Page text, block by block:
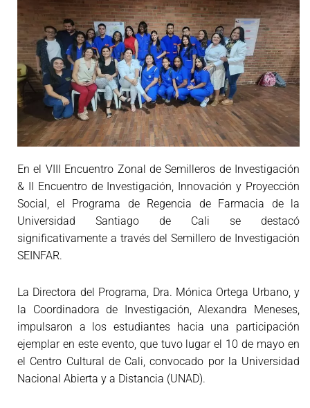
En el VIII Encuentro Zonal de Semilleros de Investigación
& II Encuentro de Investigación, Innovación y Proyección
Social, el Programa de Regencia de Farmacia de la
Universidad Santiago de Cali se destacó
significativamente a través del Semillero de Investigación
SEINFAR.
La Directora del Programa, Dra. Mónica Ortega Urbano, y
la Coordinadora de Investigación, Alexandra Meneses,
impulsaron a los estudiantes hacia una participación
ejemplar en este evento, que tuvo lugar el 10 de mayo en
el Centro Cultural de Cali, convocado por la Universidad
Nacional Abierta y a Distancia (UNAD).